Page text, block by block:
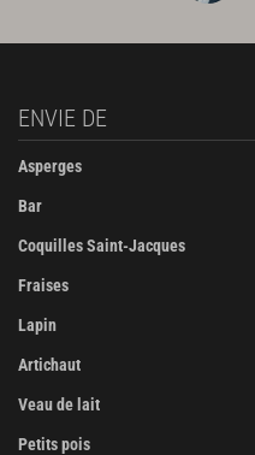
ENVIE DE
Asperges
Bar
Coquilles Saint-Jacques
Fraises
Lapin
Artichaut
Veau de lait
Petits pois